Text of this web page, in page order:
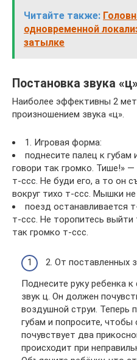
Читайте также:
одновременной
затылке
Постановка звука «ц»
Наиболее эффективны 2
произношением звука «ц».
1. Игровая форма:
поднесите палец к губам
говори так громко. Тише!»
т-ссс. Не буди его, а то он
вокруг тихо т-ссс. Мышки
поезд останавливается
т-ссс. Не торопитесь выйти
так громко т-ссс.
2. От поставленных
Поднесите руку ребенка
звук ц. Он должен
воздушной струи. Теперь
губам и попросите, чтобы
почувствует два
происходит при